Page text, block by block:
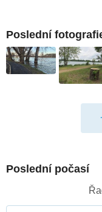
Poslední
Poslední počasí